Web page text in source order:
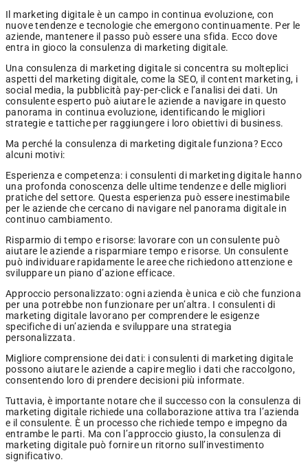
Il marketing digitale è un campo in continua evoluzione, con
nuove tendenze e tecnologie che emergono continuamente. Per le
aziende, mantenere il passo può essere una sfida. Ecco dove
entra in gioco la consulenza di marketing digitale.
Una consulenza di marketing digitale si concentra su molteplici
aspetti del marketing digitale, come la SEO, il content marketing, i
social media, la pubblicità pay-per-click e l’analisi dei dati. Un
consulente esperto può aiutare le aziende a navigare in questo
panorama in continua evoluzione, identificando le migliori
strategie e tattiche per raggiungere i loro obiettivi di business.
Ma perché la consulenza di marketing digitale funziona? Ecco
alcuni motivi:
Esperienza e competenza: i consulenti di marketing digitale hanno
una profonda conoscenza delle ultime tendenze e delle migliori
pratiche del settore. Questa esperienza può essere inestimabile
per le aziende che cercano di navigare nel panorama digitale in
continuo cambiamento.
Risparmio di tempo e risorse: lavorare con un consulente può
aiutare le aziende a risparmiare tempo e risorse. Un consulente
può individuare rapidamente le aree che richiedono attenzione e
sviluppare un piano d’azione efficace.
Approccio personalizzato: ogni azienda è unica e ciò che funziona
per una potrebbe non funzionare per un’altra. I consulenti di
marketing digitale lavorano per comprendere le esigenze
specifiche di un’azienda e sviluppare una strategia
personalizzata.
Migliore comprensione dei dati: i consulenti di marketing digitale
possono aiutare le aziende a capire meglio i dati che raccolgono,
consentendo loro di prendere decisioni più informate.
Tuttavia, è importante notare che il successo con la consulenza di
marketing digitale richiede una collaborazione attiva tra l’azienda
e il consulente. È un processo che richiede tempo e impegno da
entrambe le parti. Ma con l’approccio giusto, la consulenza di
marketing digitale può fornire un ritorno sull’investimento
significativo.